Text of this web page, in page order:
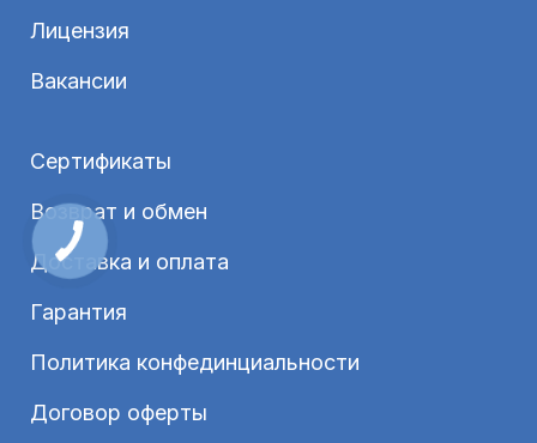
Лицензия
Вакансии
Сертификаты
Возврат и обмен
Доставка и оплата
Гарантия
Политика конфединциальности
Договор оферты